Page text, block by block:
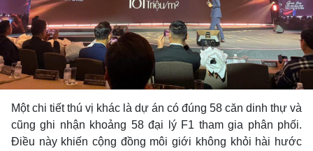
Một chi tiết thú vị khác là dự án có đúng 58 căn dinh thự và
cũng ghi nhận khoảng 58 đại lý F1 tham gia phân phối.
Điều này khiến cộng đồng môi giới không khỏi hài hước